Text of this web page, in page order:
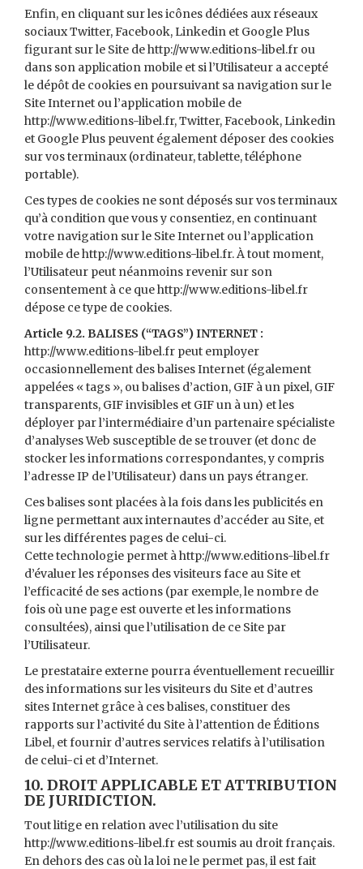
Enfin, en cliquant sur les icônes dédiées aux réseaux
sociaux Twitter, Facebook, Linkedin et Google Plus
figurant sur le Site de http://www.editions-libel.fr ou
dans son application mobile et si l’Utilisateur a accepté
le dépôt de cookies en poursuivant sa navigation sur le
Site Internet ou l’application mobile de
http://www.editions-libel.fr, Twitter, Facebook, Linkedin
et Google Plus peuvent également déposer des cookies
sur vos terminaux (ordinateur, tablette, téléphone
portable).
Ces types de cookies ne sont déposés sur vos terminaux
qu’à condition que vous y consentiez, en continuant
votre navigation sur le Site Internet ou l’application
mobile de http://www.editions-libel.fr. À tout moment,
l’Utilisateur peut néanmoins revenir sur son
consentement à ce que http://www.editions-libel.fr
dépose ce type de cookies.
Article 9.2. BALISES (“TAGS”) INTERNET :
http://www.editions-libel.fr peut employer
occasionnellement des balises Internet (également
appelées « tags », ou balises d’action, GIF à un pixel, GIF
transparents, GIF invisibles et GIF un à un) et les
déployer par l’intermédiaire d’un partenaire spécialiste
d’analyses Web susceptible de se trouver (et donc de
stocker les informations correspondantes, y compris
l’adresse IP de l’Utilisateur) dans un pays étranger.
Ces balises sont placées à la fois dans les publicités en
ligne permettant aux internautes d’accéder au Site, et
sur les différentes pages de celui-ci.
Cette technologie permet à http://www.editions-libel.fr
d’évaluer les réponses des visiteurs face au Site et
l’efficacité de ses actions (par exemple, le nombre de
fois où une page est ouverte et les informations
consultées), ainsi que l’utilisation de ce Site par
l’Utilisateur.
Le prestataire externe pourra éventuellement recueillir
des informations sur les visiteurs du Site et d’autres
sites Internet grâce à ces balises, constituer des
rapports sur l’activité du Site à l’attention de Éditions
Libel, et fournir d’autres services relatifs à l’utilisation
de celui-ci et d’Internet.
10. DROIT APPLICABLE ET ATTRIBUTION
DE JURIDICTION.
Tout litige en relation avec l’utilisation du site
http://www.editions-libel.fr est soumis au droit français.
En dehors des cas où la loi ne le permet pas, il est fait